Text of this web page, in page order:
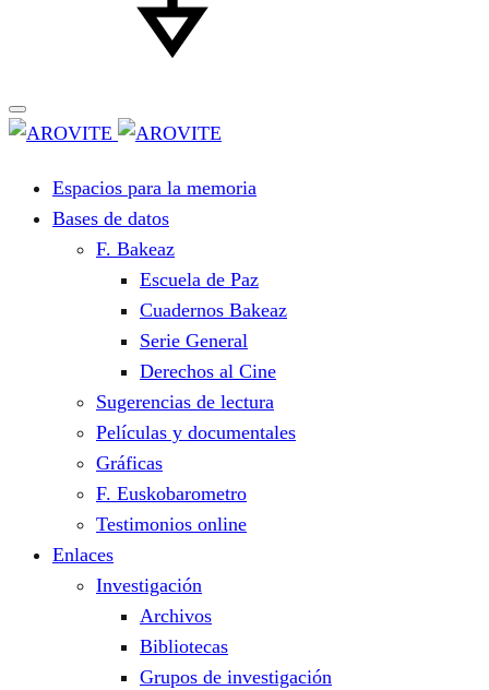
Espacios para la memoria
Bases de datos
F. Bakeaz
Escuela de Paz
Cuadernos Bakeaz
Serie General
Derechos al Cine
Sugerencias de lectura
Películas y documentales
Gráficas
F. Euskobarometro
Testimonios online
Enlaces
Investigación
Archivos
Bibliotecas
Grupos de investigación